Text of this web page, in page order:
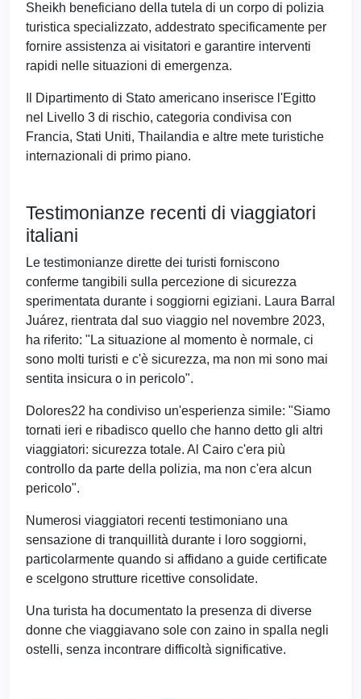
Sheikh beneficiano della tutela di un corpo di polizia
turistica specializzato, addestrato specificamente per
fornire assistenza ai visitatori e garantire interventi
rapidi nelle situazioni di emergenza.
Il Dipartimento di Stato americano inserisce l'Egitto
nel Livello 3 di rischio, categoria condivisa con
Francia, Stati Uniti, Thailandia e altre mete turistiche
internazionali di primo piano.
Testimonianze recenti di viaggiatori
italiani
Le testimonianze dirette dei turisti forniscono
conferme tangibili sulla percezione di sicurezza
sperimentata durante i soggiorni egiziani. Laura Barral
Juárez, rientrata dal suo viaggio nel novembre 2023,
ha riferito: "La situazione al momento è normale, ci
sono molti turisti e c'è sicurezza, ma non mi sono mai
sentita insicura o in pericolo".
Dolores22 ha condiviso un'esperienza simile: "Siamo
tornati ieri e ribadisco quello che hanno detto gli altri
viaggiatori: sicurezza totale. Al Cairo c'era più
controllo da parte della polizia, ma non c'era alcun
pericolo".
Numerosi viaggiatori recenti testimoniano una
sensazione di tranquillità durante i loro soggiorni,
particolarmente quando si affidano a guide certificate
e scelgono strutture ricettive consolidate.
Una turista ha documentato la presenza di diverse
donne che viaggiavano sole con zaino in spalla negli
ostelli, senza incontrare difficoltà significative.